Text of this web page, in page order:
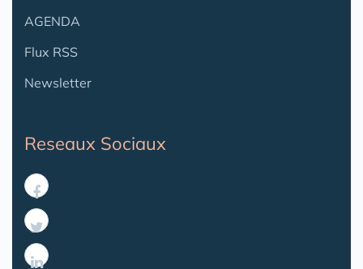
AGENDA
Flux RSS
Newsletter
Reseaux Sociaux